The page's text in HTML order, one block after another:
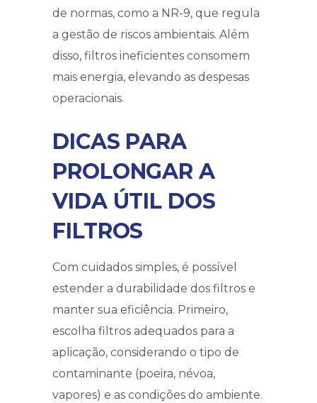
de normas, como a NR-9, que regula
a gestão de riscos ambientais. Além
disso, filtros ineficientes consomem
mais energia, elevando as despesas
operacionais.
DICAS PARA
PROLONGAR A
VIDA ÚTIL DOS
FILTROS
Com cuidados simples, é possível
estender a durabilidade dos filtros e
manter sua eficiência. Primeiro,
escolha filtros adequados para a
aplicação, considerando o tipo de
contaminante (poeira, névoa,
vapores) e as condições do ambiente.